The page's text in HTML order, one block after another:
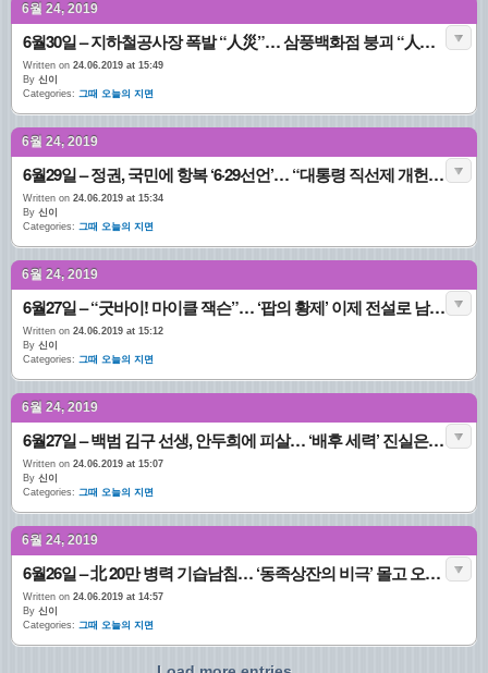
6월 24, 2019
6월30일 – 지하철공사장 폭발 “人災”… 삼풍백화점 붕괴 “人災” (1995.06.30. 1면)
Written on 24.06.2019 at 15:49
By 신이
Categories: 그때 오늘의 지면
6월 24, 2019
6월29일 – 정권, 국민에 항복 ‘6·29선언’… “대통령 직선제 개헌” (1987.06.29. 1면)
Written on 24.06.2019 at 15:34
By 신이
Categories: 그때 오늘의 지면
6월 24, 2019
6월27일 – “굿바이! 마이클 잭슨”… ‘팝의 황제’ 이제 전설로 남다 (2009.06.27. 1면)
Written on 24.06.2019 at 15:12
By 신이
Categories: 그때 오늘의 지면
6월 24, 2019
6월27일 – 백범 김구 선생, 안두희에 피살… ‘배후 세력’ 진실은? (1949.06.27. 2면)
Written on 24.06.2019 at 15:07
By 신이
Categories: 그때 오늘의 지면
6월 24, 2019
6월26일 – 北 20만 병력 기습남침… ‘동족상잔의 비극’ 몰고 오다 (1950.06.26. 1면)
Written on 24.06.2019 at 14:57
By 신이
Categories: 그때 오늘의 지면